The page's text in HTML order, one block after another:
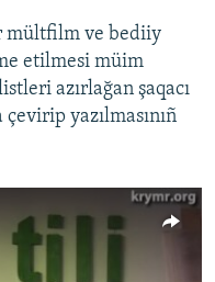
mültfilm ve bediiy
etilmesi müim
azırlağan şaqacı
yazılmasınıñ